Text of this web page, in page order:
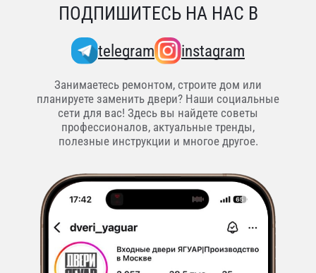
ПОДПИШИТЕСЬ НА НАС В
telegram instagram
Занимаетесь ремонтом, строите дом или
планируете заменить двери? Наши социальные
сети для вас! Здесь вы найдете советы
профессионалов, актуальные тренды,
полезные инструкции и многое другое.